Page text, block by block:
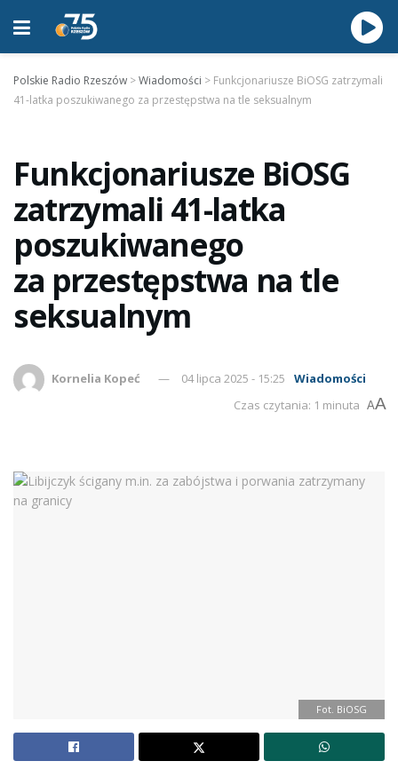
Polskie Radio Rzeszów >Wiadomości > Funkcjonariusze BiOSG zatrzymali
41-latka poszukiwanego za przestępstwa na tle seksualnym
Funkcjonariusze BiOSG
zatrzymali 41-latka
poszukiwanego
za przestępstwa na tle
seksualnym
Kornelia Kopeć 04 lipca 2025 - 15:25
Wiadomości
Czas czytania: 1 minuta AA
Fot. BiOSG